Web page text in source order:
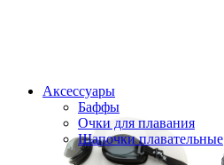
Аксессуары
Баффы
Очки для плавания
Шапочки плавательные